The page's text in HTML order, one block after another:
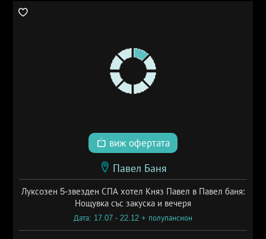
виж офертата
Павел Баня
Луксозен 5-звезден СПА хотел Княз Павел в Павел баня:
Нощувка със закуска и вечеря
Дата: 17.07 - 22.12 + полупансион